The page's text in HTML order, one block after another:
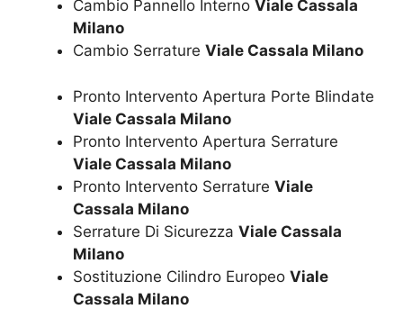
Cambio Pannello Interno Viale Cassala
Milano
Cambio Serrature Viale Cassala Milano
Pronto Intervento Apertura Porte Blindate
Viale Cassala Milano
Pronto Intervento Apertura Serrature
Viale Cassala Milano
Pronto Intervento Serrature Viale
Cassala Milano
Serrature Di Sicurezza Viale Cassala
Milano
Sostituzione Cilindro Europeo Viale
Cassala Milano